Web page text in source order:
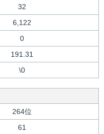
32
6,122
0
191.31
\0
264位
61